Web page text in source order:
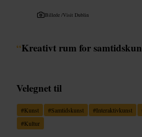
Billede /Visit Dublin
“Kreativt rum for
Velegnet til
#Kunst #Samtidskunst #Interaktivkunst
#Kultur